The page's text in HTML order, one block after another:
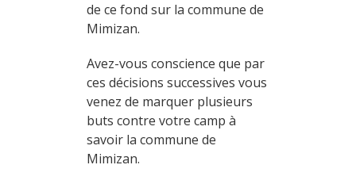
de ce fond sur la commune de
Mimizan.
Avez-vous conscience que par
ces décisions successives vous
venez de marquer plusieurs
buts contre votre camp à
savoir la commune de
Mimizan.